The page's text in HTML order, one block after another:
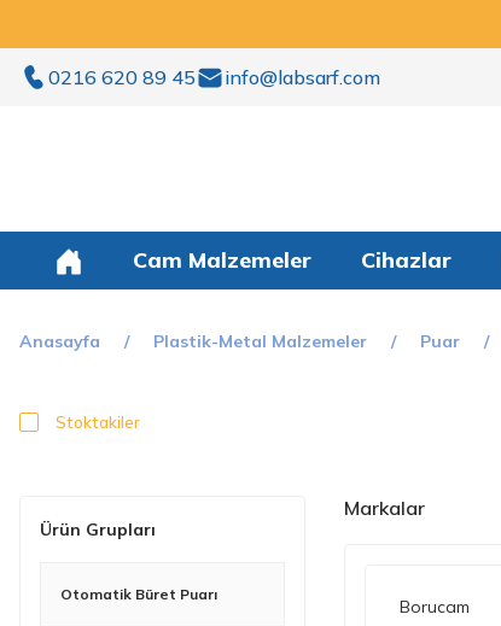
0216 620 89 45 info@labsarf.com
Cam Malzemeler Cihazlar
Anasayfa Plastik-Metal Malzemeler Puar
Stoktakiler
Ürün Grupları
Otomatik Büret Puarı
Markalar
Borucam